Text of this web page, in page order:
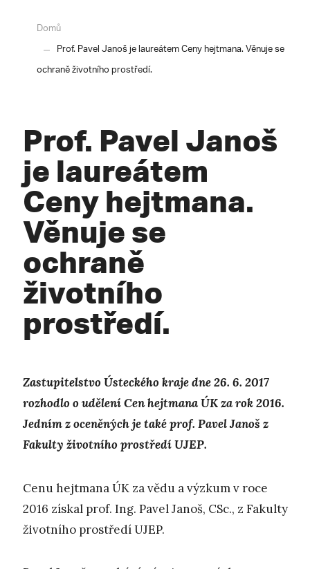
Domů
Prof. Pavel Janoš je laureátem Ceny hejtmana. Věnuje se
ochraně životního prostředí.
Prof. Pavel Janoš
je laureátem
Ceny hejtmana.
Věnuje se
ochraně
životního
prostředí.
Zastupitelstvo Ústeckého kraje dne 26. 6. 2017
rozhodlo o udělení Cen hejtmana ÚK za rok 2016.
Jedním z oceněných je také prof. Pavel Janoš z
Fakulty životního prostředí UJEP.
Cenu hejtmana ÚK za vědu a výzkum v roce
2016 získal prof. Ing. Pavel Janoš, CSc., z Fakulty
životního prostředí UJEP.